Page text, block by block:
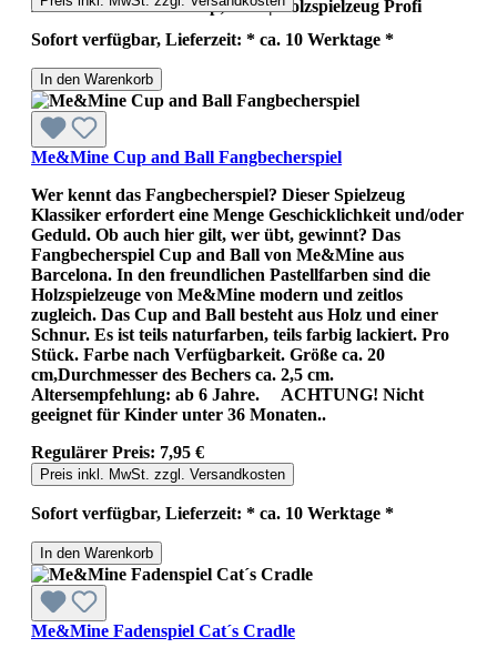
Abenteuer von Me&amp;Mine | Holzspielzeug Profi
Sofort verfügbar, Lieferzeit: * ca. 10 Werktage *
In den Warenkorb
Me&Mine Cup and Ball Fangbecherspiel
Wer kennt das Fangbecherspiel? Dieser Spielzeug
Klassiker erfordert eine Menge Geschicklichkeit und/oder
Geduld. Ob auch hier gilt, wer übt, gewinnt? Das
Fangbecherspiel Cup and Ball von Me&Mine aus
Barcelona. In den freundlichen Pastellfarben sind die
Holzspielzeuge von Me&Mine modern und zeitlos
zugleich. Das Cup and Ball besteht aus Holz und einer
Schnur. Es ist teils naturfarben, teils farbig lackiert. Pro
Stück. Farbe nach Verfügbarkeit. Größe ca. 20
cm,Durchmesser des Bechers ca. 2,5 cm.
Altersempfehlung: ab 6 Jahre. ACHTUNG! Nicht
geeignet für Kinder unter 36 Monaten..
Regulärer Preis: 7,95 €
Preis inkl. MwSt. zzgl. Versandkosten
Sofort verfügbar, Lieferzeit: * ca. 10 Werktage *
In den Warenkorb
Me&Mine Fadenspiel Cat´s Cradle